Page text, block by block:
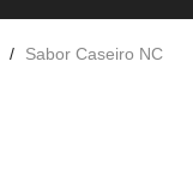
Sabor Caseiro NC